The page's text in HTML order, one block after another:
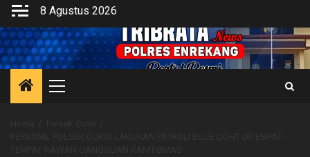
Skip
content
8 Agustus 2026
Primary